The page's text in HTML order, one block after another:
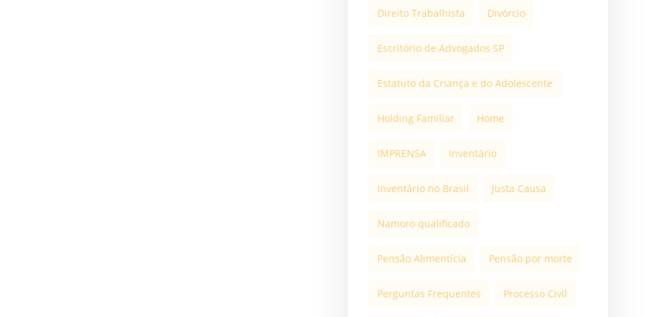
Direito Trabalhista Divórcio
Escritório de Advogados SP
Estatuto da Criança e do Adolescente
Holding Familiar Home
IMPRENSA Inventário
Inventário no Brasil Justa Causa
Namoro qualificado
Pensão Alimentícia Pensão por morte
Perguntas Frequentes Processo Civil